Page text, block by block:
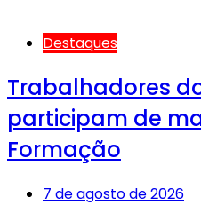
Destaques
Trabalhadores
participam de
Formação
7 de agosto de 2026